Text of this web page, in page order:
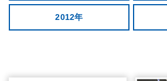
2012年